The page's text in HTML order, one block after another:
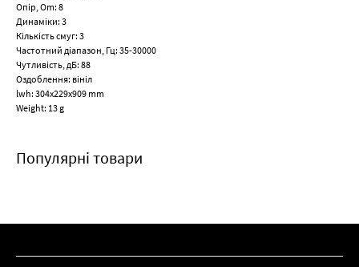
Опір, Om: 8
Динаміки: 3
Кількість смуг: 3
Частотний діапазон, Гц: 35-30000
Чутливість, дБ: 88
Оздоблення: вініл
lwh: 304x229x909 mm
Weight: 13 g
Популярні товари